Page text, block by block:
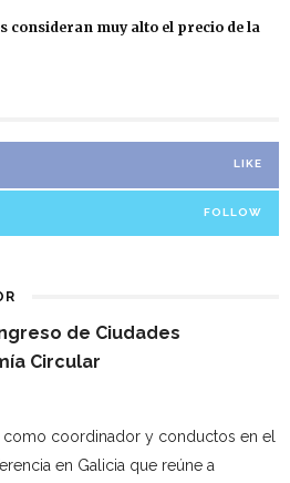
consideran muy alto el precio de la
LIKE
FOLLOW
de Ciudades
Circular
como coordinador y conductos en el
en Galicia que reúne a